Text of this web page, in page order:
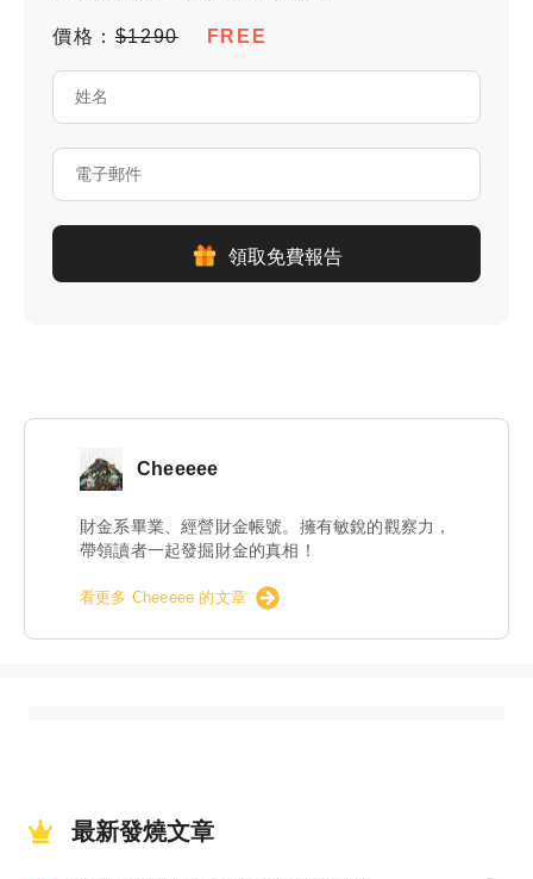
價格：$1290 FREE
領取免費報告
Cheeeee
財金系畢業、經營財金帳號。擁有敏銳的觀察力，
帶領讀者一起發掘財金的真相！
看更多 Cheeeee 的文章
最新發燒文章